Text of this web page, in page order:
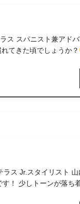
ス スパニスト兼アド
てきた頃でしょうか？
ス Jr.スタイリスト 山
！ 少しトーンが落ち